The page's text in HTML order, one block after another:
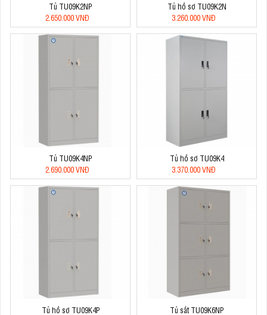
Tủ TU09K2NP
2.650.000 VNĐ
Tủ hồ sơ TU09K2N
3.260.000 VNĐ
Tủ TU09K4NP
2.690.000 VNĐ
Tủ hồ sơ TU09K4
3.370.000 VNĐ
Tủ hồ sơ TU09K4P Tủ sắt TU09K6NP